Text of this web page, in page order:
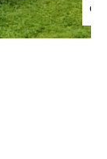
favorite